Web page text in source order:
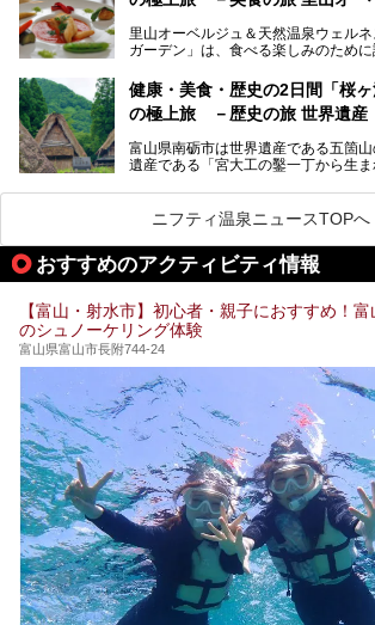
ートしたいと思います。
里山オーベルジュ＆天然温泉ウェル
ガーデン」は、食べる楽しみのために
月、水はフレンチ、火、木は和食、土
とディナーで味わえます。オリジナ
す。
そんな「桜ヶ池クアガーデン」に宿
たのでじっくりご紹介します！
健康・美食・歴史の2日間「桜ヶ
の極上旅 －歴史の旅 世界遺産
富山県南砺市は世界遺産である五箇
遺産である「宮大工の鑿一丁から生ま
小京都・城端と、とても魅力的な観
ります。
城端の郊外に建つ里山オーベルジュ
「桜ヶ池クアガーデン」に泊まって、
てみませんか？
ニフティ温泉ニュースTOPへ
おすすめのアクティビティ情報
【富山・射水市】初心者・親子におすすめ！
のシュノーケリング体験
富山県富山市長附744-24